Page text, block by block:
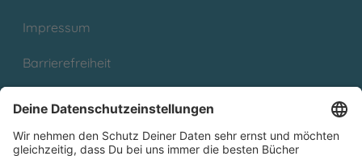
Impressum
Barrierefreiheit
Partnerprogramm (Affiliate)